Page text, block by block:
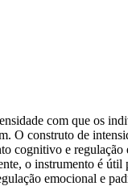
com que os
O construto de
cognitivo e
o instrumento é
emocional e